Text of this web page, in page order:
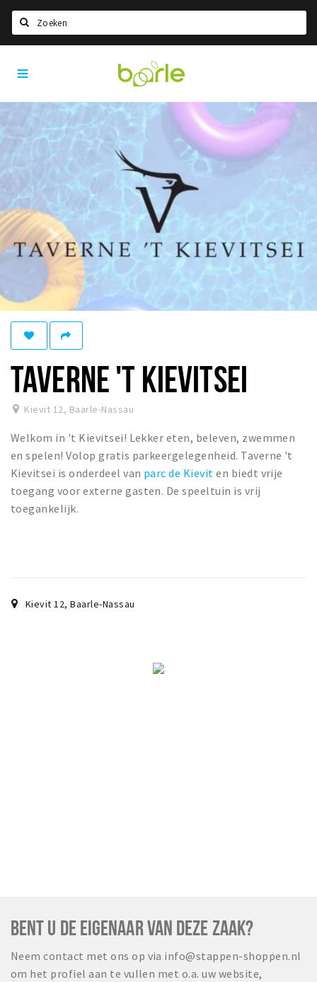
Home
Informatie
Visit Baarle Shop
Enclavebon
Nieuws
Agenda
Deals
Eten
Slapen
Recreatief
Winkels
Winkelgebieden
Parkeren
Visit
Baarle
TAVERNE 'T KIEVITSEI
Kievit 12, Baarle-Nassau
Welkom in 't Kievitsei! Lekker eten, beleven, zwemmen
en spelen! Volop gratis parkeergelegenheid. Taverne 't
Kievitsei is onderdeel van parc de Kievit en biedt vrije
toegang voor externe gasten. De speeltuin is vrij
toegankelijk.
Kievit 12,Baarle-Nassau
BENT U DE EIGENAAR VAN DEZE ZAAK?
Neem contact met ons op via info@stappen-shoppen.nl
om het profiel aan te vullen met o.a. uw website,